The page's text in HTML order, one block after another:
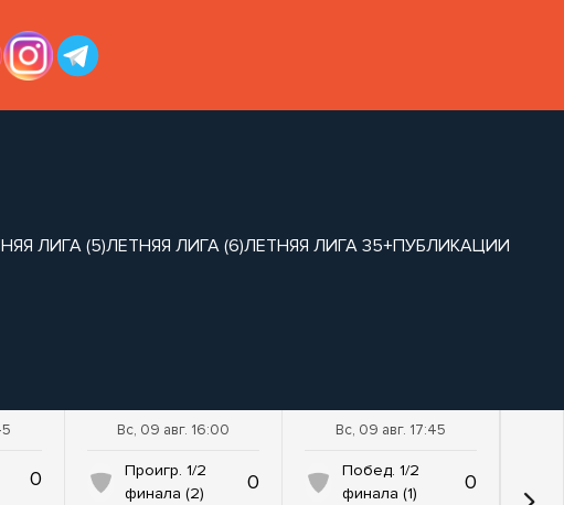
ЛИГА (5)ЛЕТНЯЯ ЛИГА (6)ЛЕТНЯЯ ЛИГА 35+ПУБЛИКАЦИИ
0
Вс, 09 авг. 16:00
Проигр. 1/2
финала (2)
0
Вс, 09 авг. 17:45
Побед. 1/2
финала (1)
0